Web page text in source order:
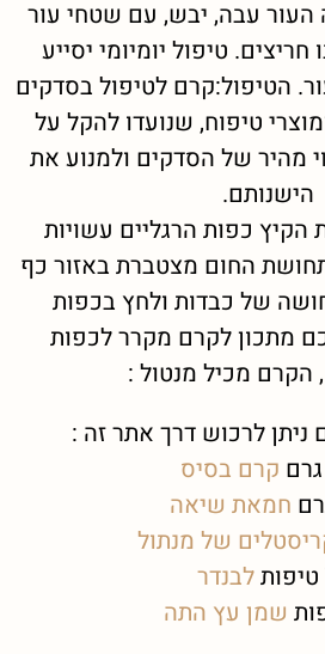
עבה, יבש, עם שטחי עור
טיפול יומיומי יסייע
הטיפול:קרם לטיפול בסדקים
טיפוח, שנועדו להקל על
מהיר של הסדקים ולמנוע את
הישנותם.
הקיץ כפות הרגליים עשויות
החום מצטברת באזור כף
של כבדות ולחץ בכפות
מתכון לקרם מקרר לכפות
הקרם מכיל מנטול :
ניתן לרכוש דרך אתר זה :
קרם בסיס
חמאת שיאה
של מנתול
לבנדר
שמן עץ התה